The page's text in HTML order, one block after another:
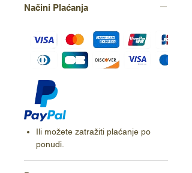
Načini Plaćanja
Ili možete zatražiti plaćanje po
ponudi.